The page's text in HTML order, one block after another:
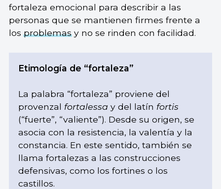
fortaleza emocional para describir a las
personas que se mantienen firmes frente a
losproblemasy no se rinden con facilidad.
Etimología de “fortaleza”
La palabra “fortaleza” proviene del
provenzal fortalessa y del latín fortis
(“fuerte”, “valiente”). Desde su origen, se
asocia con la resistencia, la valentía y la
constancia. En este sentido, también se
llama fortalezas a las construcciones
defensivas, como los fortines o los
castillos.